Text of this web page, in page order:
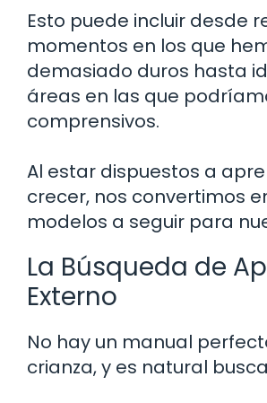
Esto puede incluir desde
momentos en los que
demasiado duros hasta
áreas en las que
comprensivos.
Al estar dispuestos a
crecer, nos convertimos
modelos a seguir para
La Búsqueda de
Externo
No hay un manual
crianza, y es natural